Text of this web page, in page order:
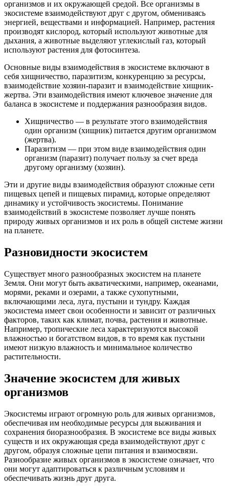
организмов и их окружающей средой. Все организмы в
экосистеме взаимодействуют друг с другом, обмениваясь
энергией, веществами и информацией. Например, растения
производят кислород, который используют животные для
дыхания, а животные выделяют углекислый газ, который
используют растения для фотосинтеза.
Основные виды взаимодействия в экосистеме включают в
себя хищничество, паразитизм, конкуренцию за ресурсы,
взаимодействие хозяин-паразит и взаимодействие хищник-
жертва. Эти взаимодействия имеют ключевое значение для
баланса в экосистеме и поддержания разнообразия видов.
Хищничество — в результате этого взаимодействия
один организм (хищник) питается другим организмом
(жертва).
Паразитизм — при этом виде взаимодействия один
организм (паразит) получает пользу за счет вреда
другому организму (хозяин).
Эти и другие виды взаимодействия образуют сложные сети
пищевых цепей и пищевых пирамид, которые определяют
динамику и устойчивость экосистемы. Понимание
взаимодействий в экосистеме позволяет лучше понять
природу живых организмов и их роль в общей системе жизни
на планете.
Разновидности экосистем
Существует много разнообразных экосистем на планете
Земля. Они могут быть акватическими, например, океанами,
морями, реками и озерами, а также сухопутными,
включающими леса, луга, пустыни и тундру. Каждая
экосистема имеет свои особенности и зависит от различных
факторов, таких как климат, почва, растения и животные.
Например, тропические леса характеризуются высокой
влажностью и богатством видов, в то время как пустыни
имеют низкую влажность и минимальное количество
растительности.
Значение экосистем для живых
организмов
Экосистемы играют огромную роль для живых организмов,
обеспечивая им необходимые ресурсы для выживания и
сохранения биоразнообразия. В экосистеме все виды живых
существ и их окружающая среда взаимодействуют друг с
другом, образуя сложные цепи питания и взаимосвязи.
Разнообразие живых организмов в экосистеме означает, что
они могут адаптироваться к различным условиям и
обеспечивать жизнь друг друга.